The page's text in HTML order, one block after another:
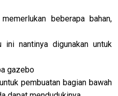
beberapa bahan,
nantinya digunakan untuk
gazebo
pembuatan bagian bawah